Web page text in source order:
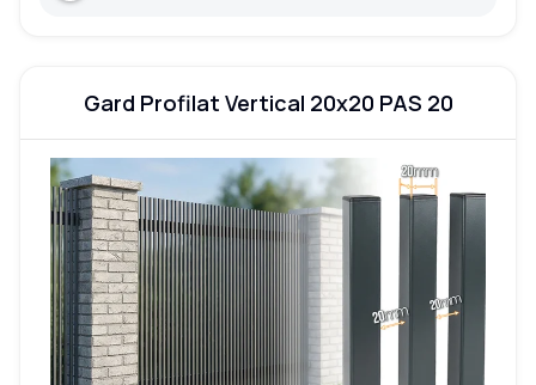
Gard Profilat Vertical 20x20 PAS 20